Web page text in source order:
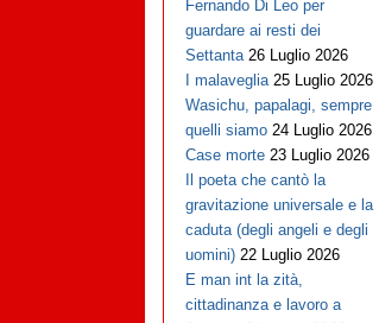
Fernando Di Leo per
guardare ai resti dei
Settanta 26 Luglio 2026
I malaveglia 25 Luglio 2026
Wasichu, papalagi, sempre
quelli siamo 24 Luglio 2026
Case morte 23 Luglio 2026
Il poeta che cantò la
gravitazione universale e la
caduta (degli angeli e degli
uomini) 22 Luglio 2026
E man int la zità,
cittadinanza e lavoro a